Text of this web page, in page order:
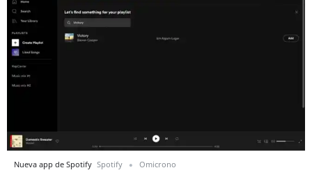
Nueva app de Spotify Spotify Omicrono